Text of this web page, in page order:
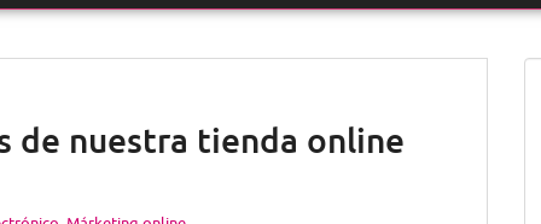
de nuestra tienda online